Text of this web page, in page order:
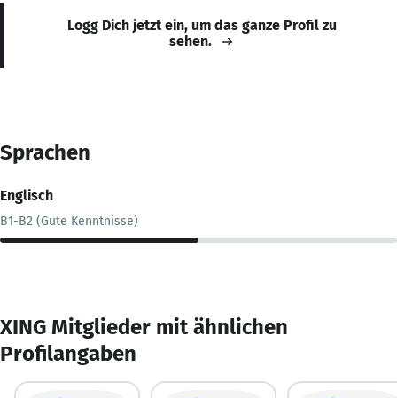
Logg Dich jetzt ein, um das ganze Profil zu
sehen.
Sprachen
Englisch
B1-B2 (Gute Kenntnisse)
XING Mitglieder mit ähnlichen
Profilangaben